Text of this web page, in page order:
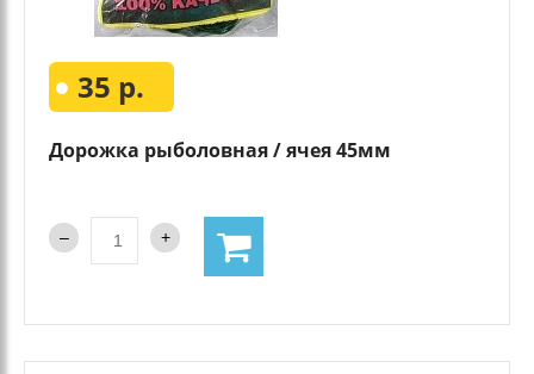
35 р.
Дорожка рыболовная / ячея 45мм